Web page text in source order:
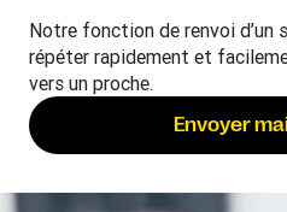
Notre fonction de renvoi d’un
répéter rapidement et
vers un proche.
Envoyer